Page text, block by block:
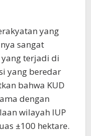
yang
sangat
terjadi di
yang beredar
bahwa KUD
dengan
wilayah IUP
±100 hektare.